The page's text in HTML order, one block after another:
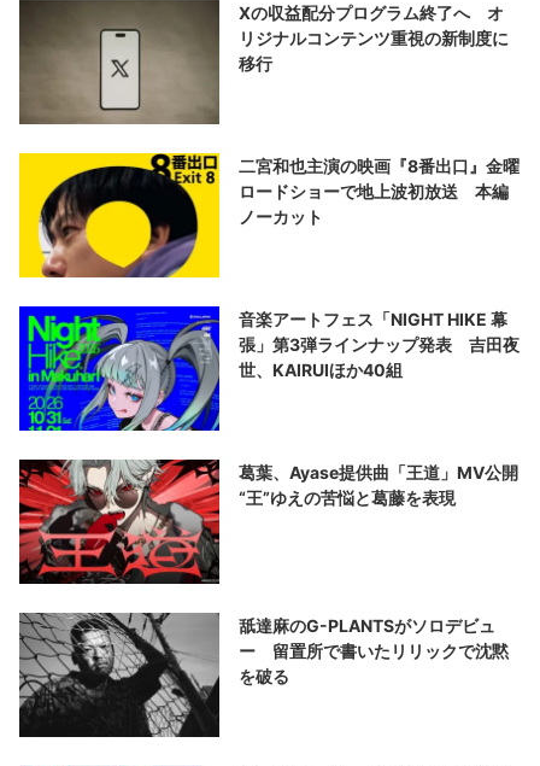
Xの収益配分プログラム終了へ オ
リジナルコンテンツ重視の新制度に
移行
二宮和也主演の映画『8番出口』金曜
ロードショーで地上波初放送 本編
ノーカット
音楽アートフェス「NIGHT HIKE 幕
張」第3弾ラインナップ発表 吉田夜
世、KAIRUIほか40組
葛葉、Ayase提供曲「王道」MV公開
“王”ゆえの苦悩と葛藤を表現
舐達麻のG-PLANTSがソロデビュ
ー 留置所で書いたリリックで沈黙
を破る